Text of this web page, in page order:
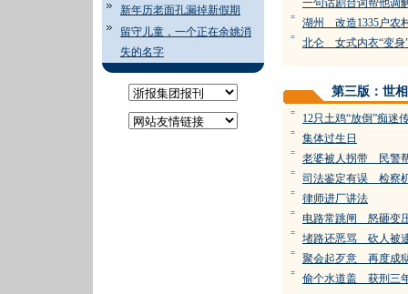
新年历老面孔漏掉新假期
留守儿童，一个正在余姚消
失的名字
一句话剧台词帮他调
= 湖州 改造1335户农
= 北仑 女式内衣“变身
第三版：世相
= 12只土鸡“放倒”痴迷
= 集体过生日
= 老婆被人拐带 民警
= 司法鉴定有误 检察
= 律师进厂讲法
= 电路常跳闸 怒砸变
= 堵路还恶骂 砍人被
= 聚会起歹意 再度成
= 偷个水道盖 获刑三